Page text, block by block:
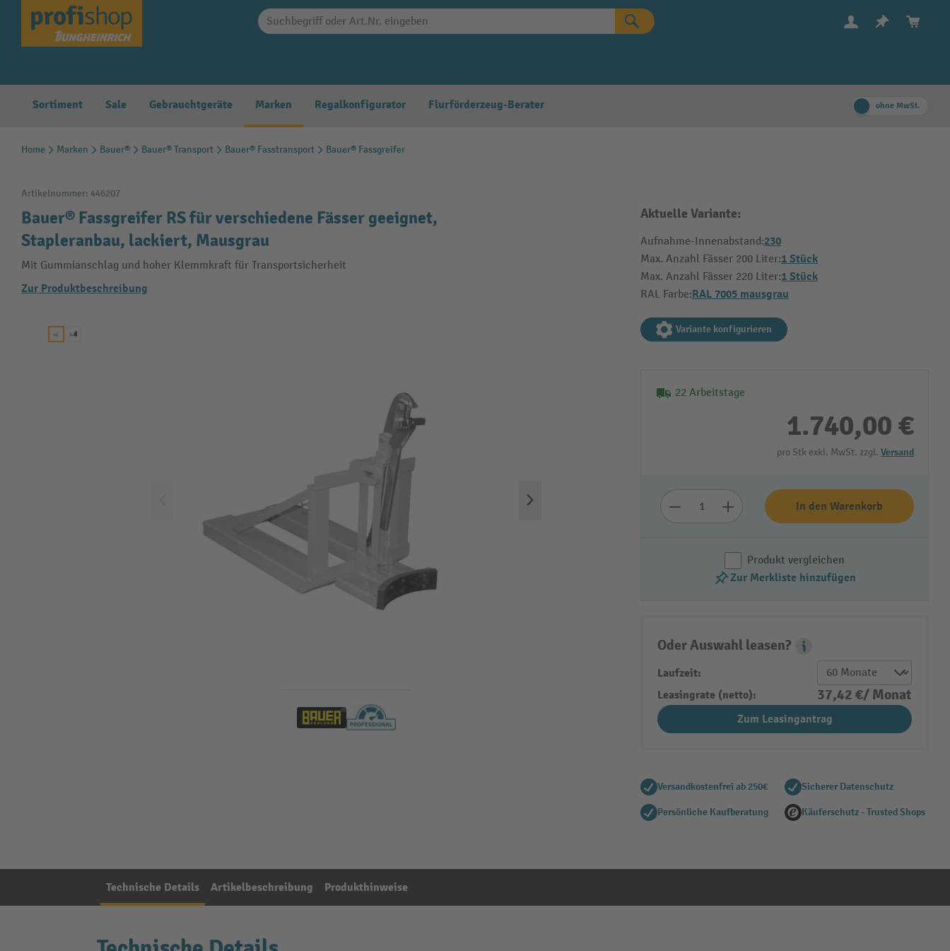
Zur Hauptnavigation springen
Sortiment Sale Gebrauchtgeräte Marken Regalkonfigurator Flurförderzeug-Berater ohne MwSt.
Home Marken Bauer® Bauer® Transport Bauer® Fasstransport Bauer® Fassgreifer
Artikelnummer: 446207
Bauer® Fassgreifer RS für verschiedene Fässer geeignet,
Stapleranbau, lackiert, Mausgrau
Mit Gummianschlag und hoher Klemmkraft für Transportsicherheit
Zur Produktbeschreibung
Aktuelle Variante:
Aufnahme-Innenabstand:230
Max. Anzahl Fässer 200 Liter:1 Stück
Max. Anzahl Fässer 220 Liter:1 Stück
RAL Farbe:RAL 7005 mausgrau
Variante konfigurieren
22 Arbeitstage
1.740,00 €
pro Stk exkl. MwSt. zzgl. Versand
In den Warenkorb
Produkt vergleichen
Zur Merkliste hinzufügen
Oder Auswahl leasen?
Leasing Popover
Laufzeit:
Leasingrate (netto):
37,42 €/ Monat
Zum Leasingantrag
Versandkostenfrei ab 250€ Sicherer Datenschutz
Persönliche Kaufberatung Käuferschutz - Trusted Shops
Technische Details Artikelbeschreibung Produkthinweise